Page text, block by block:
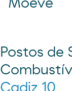
Moeve
Postos de
Cadiz 10